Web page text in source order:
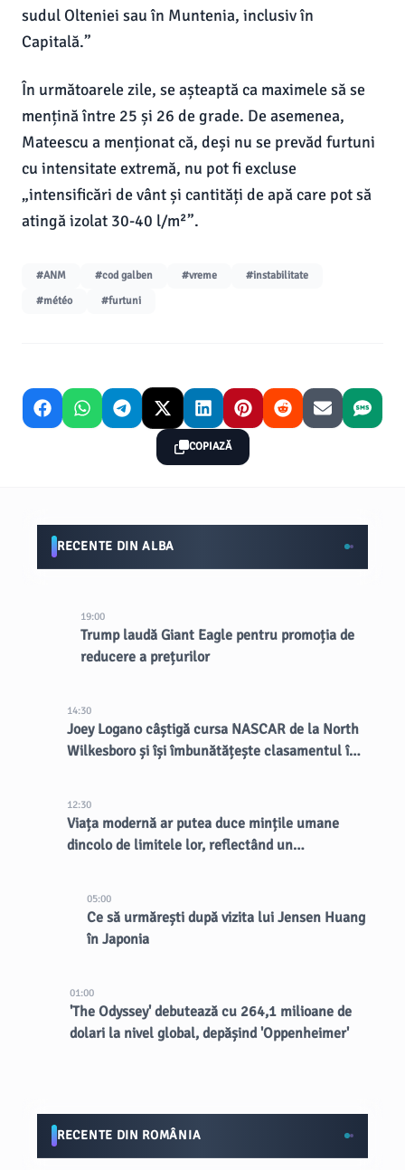
sudul Olteniei sau în Muntenia, inclusiv în
Capitală.”
În următoarele zile, se așteaptă ca maximele să se
mențină între 25 și 26 de grade. De asemenea,
Mateescu a menționat că, deși nu se prevăd furtuni
cu intensitate extremă, nu pot fi excluse
„intensificări de vânt și cantități de apă care pot să
atingă izolat 30-40 l/m²”.
#ANM #cod galben #vreme
#instabilitate
#météo
#furtuni
COPIAZĂ
RECENTE DIN ALBA
19:00
Trump laudă Giant Eagle pentru promoția de
reducere a prețurilor
14:30
Joey Logano câștigă cursa NASCAR de la North
Wilkesboro și își îmbunătățește clasamentul în
12:30
Viața modernă ar putea duce mințile umane
dincolo de limitele lor, reflectând un
05:00
Ce să urmărești după vizita lui Jensen Huang
în Japonia
01:00
'The Odyssey' debutează cu 264,1 milioane de
dolari la nivel global, depășind 'Oppenheimer'
RECENTE DIN ROMÂNIA